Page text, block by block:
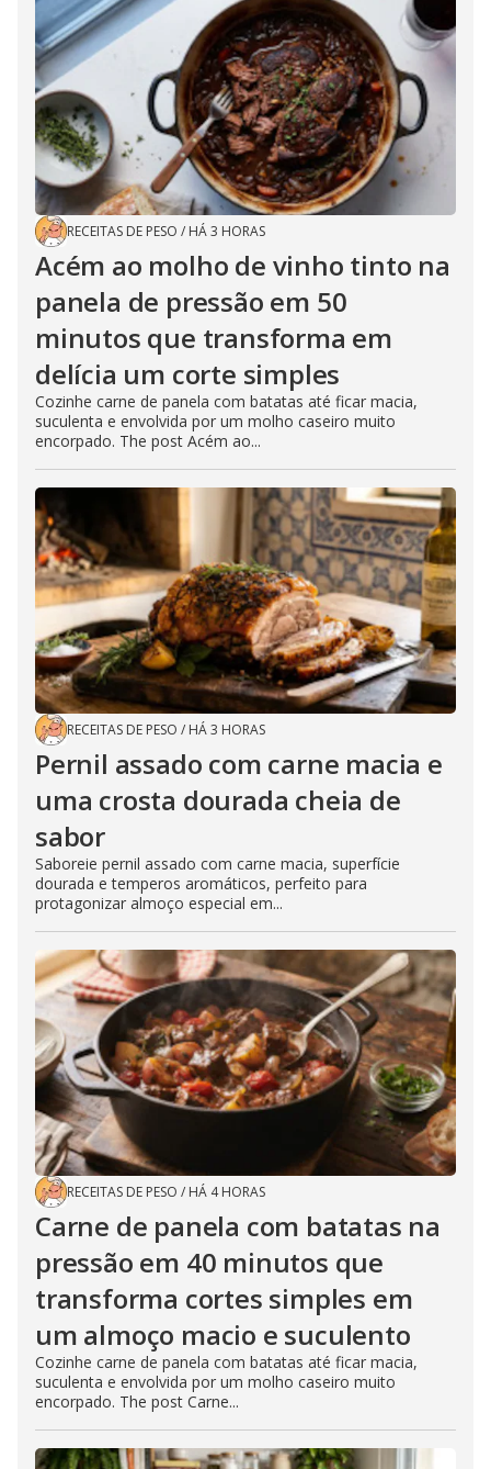
RECEITAS DE PESO / HÁ 3 HORAS
Acém ao molho de vinho tinto na
panela de pressão em 50
minutos que transforma em
delícia um corte simples
Cozinhe carne de panela com batatas até ficar macia,
suculenta e envolvida por um molho caseiro muito
encorpado. The post Acém ao...
RECEITAS DE PESO / HÁ 3 HORAS
Pernil assado com carne macia e
uma crosta dourada cheia de
sabor
Saboreie pernil assado com carne macia, superfície
dourada e temperos aromáticos, perfeito para
protagonizar almoço especial em...
RECEITAS DE PESO / HÁ 4 HORAS
Carne de panela com batatas na
pressão em 40 minutos que
transforma cortes simples em
um almoço macio e suculento
Cozinhe carne de panela com batatas até ficar macia,
suculenta e envolvida por um molho caseiro muito
encorpado. The post Carne...